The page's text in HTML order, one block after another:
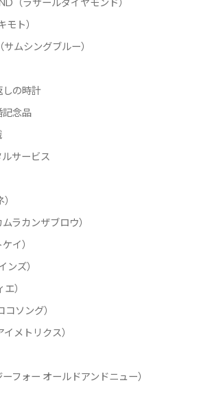
（ラザールダイヤモンド）
ト）
ムシングブルー）
の時計
記念品
サービス
ラカンザブロウ）
イ）
ンズ）
）
ソング）
メトリクス）
フォー オールドアンドニュー）